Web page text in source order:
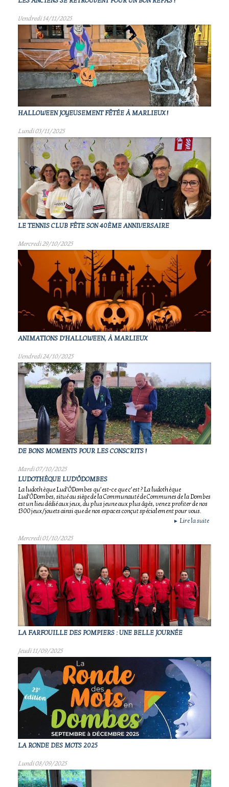
Vendredi 14/11/2025
HALLOWEEN JOYEUSEMENT FÊTÉE À MARLIEUX !
Lundi 03/11/2025
LE TENNIS CLUB FÊTE SON 40ÈME ANNIVERSAIRE
Mercredi 29/10/2025
ANIMATIONS D'HALLOWEEN, À MARLIEUX
Vendredi 24/10/2025
DE BONS MOMENTS POUR LES CONSCRITS !
Mardi 07/10/2025
LUDOTHÈQUE LUD'ÔDOMBES
La ludothèque Lud’ÔDombes qu’est-ce que c’est ? La ludothèque
Lud’ÔDombes, situé au siège de la Communauté de Communes de la Dombes
est un lieu dédié aux jeux, du plus jeune aux plus âgés, venez profiter de nos
1300 jeux/jouets ainsi que de nos espaces conçut spécialement pour vous.
► Lire la suite
Mercredi 01/10/2025
LA FARFOUILLE DES POMPIERS : UNE BELLE JOURNÉE
Jeudi 11/09/2025
LA RONDE DES MOTS 2025
Lundi 08/09/2025